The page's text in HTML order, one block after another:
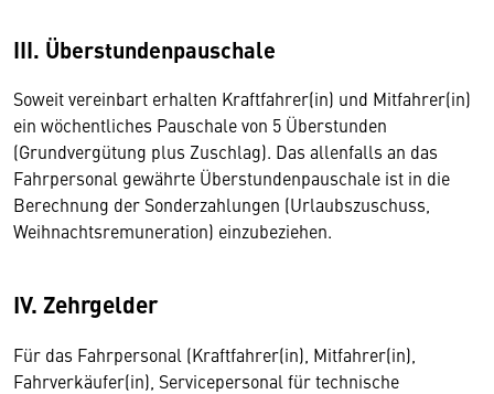
III. Überstundenpauschale
Soweit vereinbart erhalten Kraftfahrer(in) und Mitfahrer(in)
ein wöchentliches Pauschale von 5 Überstunden
(Grundvergütung plus Zuschlag). Das allenfalls an das
Fahrpersonal gewährte Überstundenpauschale ist in die
Berechnung der Sonderzahlungen (Urlaubszuschuss,
Weihnachtsremuneration) einzubeziehen.
IV. Zehrgelder
Für das Fahrpersonal (Kraftfahrer(in), Mitfahrer(in),
Fahrverkäufer(in), Servicepersonal für technische